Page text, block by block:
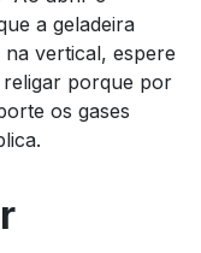
a geladeira
vertical, espere
porque por
os gases